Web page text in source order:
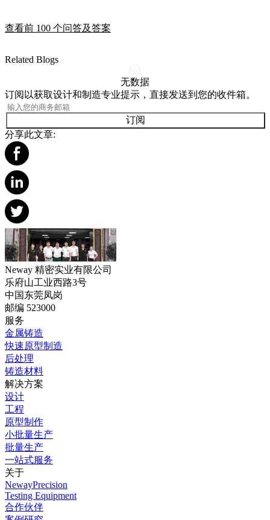
查看前 100 个问答及答案
Related Blogs
无数据
订阅以获取设计和制造专业提示，直接发送到您的收件箱。
订阅
分享此文章:
Neway 精密实业有限公司
乐府山工业西路3号
中国东莞凤岗
邮编 523000
服务
金属铸造
快速原型制造
后处理
铸造材料
解决方案
设计
工程
原型制作
小批量生产
批量生产
一站式服务
关于
NewayPrecision
Testing Equipment
合作伙伴